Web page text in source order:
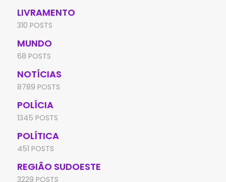
LIVRAMENTO
310 POSTS
MUNDO
68 POSTS
NOTÍCIAS
8789 POSTS
POLÍCIA
1345 POSTS
POLÍTICA
451 POSTS
REGIÃO SUDOESTE
3229 POSTS